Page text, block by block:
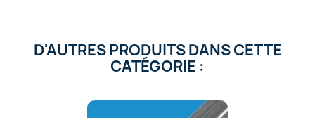
D'AUTRES PRODUITS DANS CETTE
CATÉGORIE :